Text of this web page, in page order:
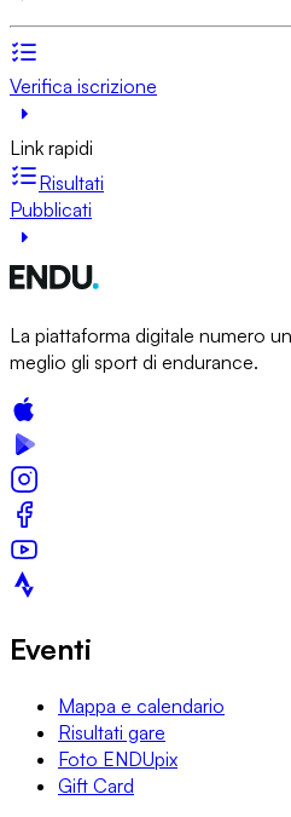
Verifica iscrizione
Link rapidi
Risultati
Pubblicati
La piattaforma digitale numero
meglio gli sport di endurance.
Eventi
Mappa e calendario
Risultati gare
Foto ENDUpix
Gift Card